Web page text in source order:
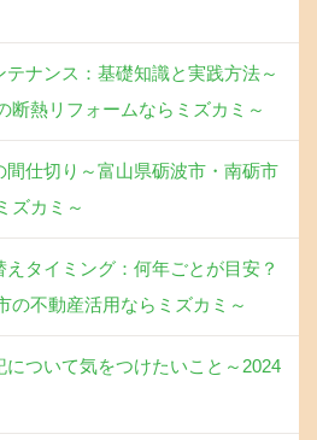
テナンス：基礎知識と実践方法～
断熱リフォームならミズカミ～
間仕切り～富山県砺波市・南砺市
ズカミ～
えタイミング：何年ごとが目安？
の不動産活用ならミズカミ～
について気をつけたいこと～2024